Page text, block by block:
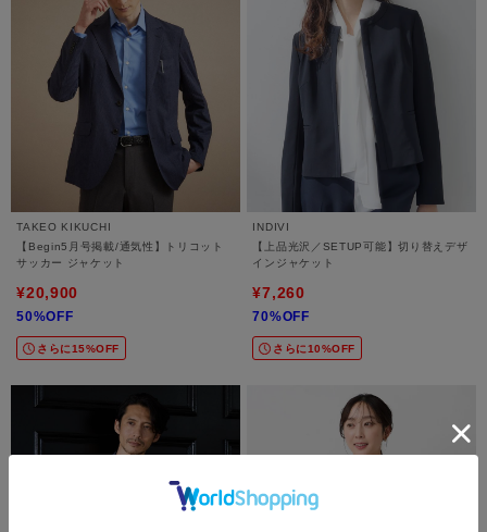
TAKEO KIKUCHI
【Begin5月号掲載/通気性】トリコット
サッカー ジャケット
¥20,900
50%OFF
さらに15%OFF
INDIVI
【上品光沢／SETUP可能】切り替えデザ
インジャケット
¥7,260
70%OFF
さらに10%OFF